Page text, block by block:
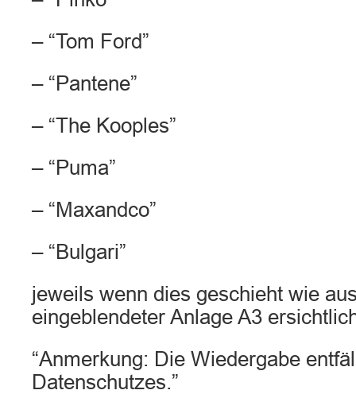
– “Tom Ford”
– “Pantene”
– “The Kooples”
– “Puma”
– “Maxandco”
– “Bulgari”
jeweils wenn dies geschieht wie
eingeblendeter Anlage A3
“Anmerkung: Die Wiedergabe
Datenschutzes.”